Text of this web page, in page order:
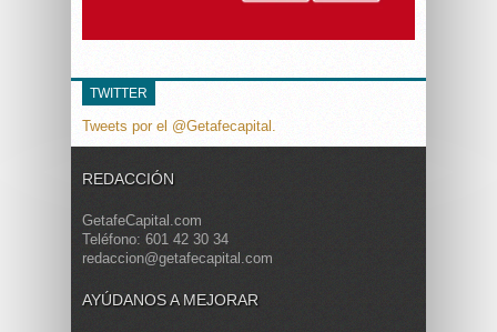
TWITTER
Tweets por el @Getafecapital.
REDACCIÓN
GetafeCapital.com
Teléfono: 601 42 30 34
redaccion@getafecapital.com
AYÚDANOS A MEJORAR